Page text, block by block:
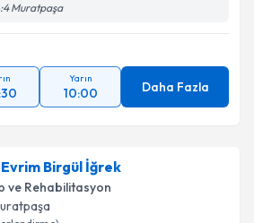
Muratpaşa
Yarın
10:00 Daha Fazla
Birgül İğrek
ve Rehabilitasyon